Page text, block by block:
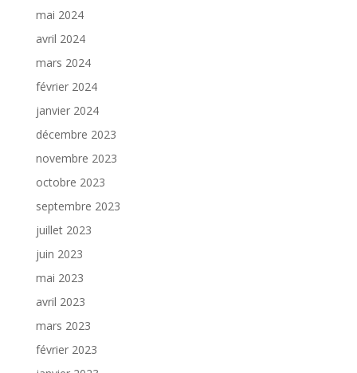
mai 2024
avril 2024
mars 2024
février 2024
janvier 2024
décembre 2023
novembre 2023
octobre 2023
septembre 2023
juillet 2023
juin 2023
mai 2023
avril 2023
mars 2023
février 2023